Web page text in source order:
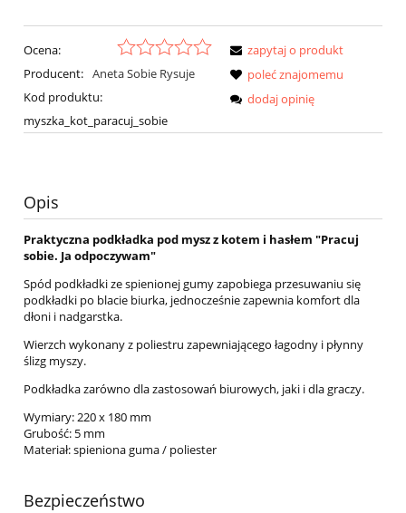
Ocena:
Producent: Aneta Sobie Rysuje
Kod produktu:
myszka_kot_paracuj_sobie
zapytaj o produkt
poleć znajomemu
dodaj opinię
Opis
Praktyczna podkładka pod mysz z kotem i hasłem "Pracuj
sobie. Ja odpoczywam"
Spód podkładki ze spienionej gumy zapobiega przesuwaniu się
podkładki po blacie biurka, jednocześnie zapewnia komfort dla
dłoni i nadgarstka.
Wierzch wykonany z poliestru zapewniającego łagodny i płynny
ślizg myszy.
Podkładka zarówno dla zastosowań biurowych, jaki i dla graczy.
Wymiary: 220 x 180 mm
Grubość: 5 mm
Materiał: spieniona guma / poliester
Bezpieczeństwo